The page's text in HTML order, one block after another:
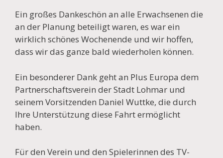
Ein großes Dankeschön an alle Erwachsenen die
an der Planung beteiligt waren, es war ein
wirklich schönes Wochenende und wir hoffen,
dass wir das ganze bald wiederholen können.
Ein besonderer Dank geht an Plus Europa dem
Partnerschaftsverein der Stadt Lohmar und
seinem Vorsitzenden Daniel Wuttke, die durch
Ihre Unterstützung diese Fahrt ermöglicht
haben.
Für den Verein und den Spielerinnen des TV-